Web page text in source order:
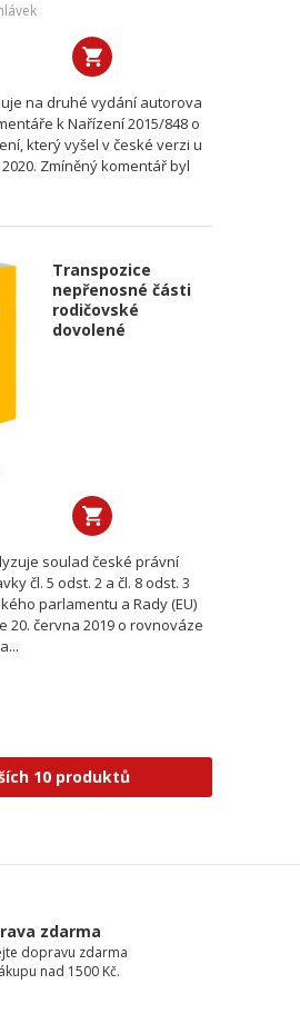
na druhé vydání autorova
k Nařízení 2015/848 o
který vyšel v české verzi u
2020. Zmíněný komentář byl
Transpozice
nepřenosné části
rodičovské
dovolené
soulad české právní
čl. 5 odst. 2 a čl. 8 odst. 3
parlamentu a Rady (EU)
20. června 2019 o rovnováze
10 produktů
zdarma
dopravu zdarma
nad 1500 Kč.